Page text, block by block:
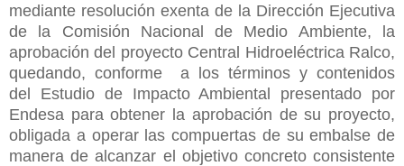
mediante resolución exenta de la Dirección Ejecutiva
de la Comisión Nacional de Medio Ambiente, la
aprobación del proyecto Central Hidroeléctrica Ralco,
quedando, conforme a los términos y contenidos
del Estudio de Impacto Ambiental presentado por
Endesa para obtener la aprobación de su proyecto,
obligada a operar las compuertas de su embalse de
manera de alcanzar el objetivo concreto consistente